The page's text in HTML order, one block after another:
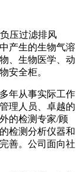
压过滤排风
产生的生物气溶
、生物医学、动
安全柜。
年从事实际工作
理人员、卓越的
的检测专家/顾
检测分析仪器和
善。公司面向社